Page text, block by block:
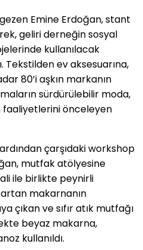
Emine Erdoğan, stant
geliri derneğin sosyal
kullanılacak
Tekstilden ev aksesuarına,
80’i aşkın markanın
sürdürülebilir moda,
faaliyetlerini önceleyen
çarşıdaki workshop
mutfak atölyesine
ile birlikte peynirli
makarnanın
çıkan ve sıfır atık mutfağı
beyaz makarna,
kullanıldı.